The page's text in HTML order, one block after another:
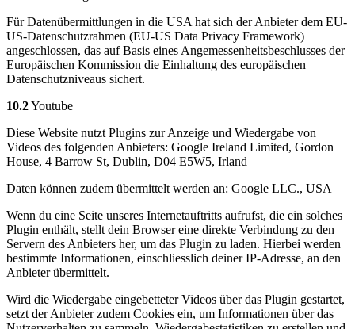
Für Datenübermittlungen in die USA hat sich der Anbieter dem EU-
US-Datenschutzrahmen (EU-US Data Privacy Framework)
angeschlossen, das auf Basis eines Angemessenheitsbeschlusses der
Europäischen Kommission die Einhaltung des europäischen
Datenschutzniveaus sichert.
10.2Youtube
Diese Website nutzt Plugins zur Anzeige und Wiedergabe von
Videos des folgenden Anbieters: Google Ireland Limited, Gordon
House, 4 Barrow St, Dublin, D04 E5W5, Irland
Daten können zudem übermittelt werden an: Google LLC., USA
Wenn du eine Seite unseres Internetauftritts aufrufst, die ein solches
Plugin enthält, stellt dein Browser eine direkte Verbindung zu den
Servern des Anbieters her, um das Plugin zu laden. Hierbei werden
bestimmte Informationen, einschliesslich deiner IP-Adresse, an den
Anbieter übermittelt.
Wird die Wiedergabe eingebetteter Videos über das Plugin gestartet,
setzt der Anbieter zudem Cookies ein, um Informationen über das